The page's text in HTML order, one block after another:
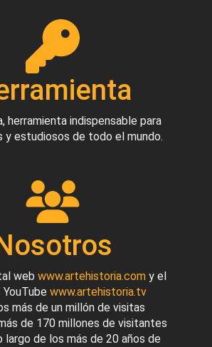
herramienta indispensable para
y estudiosos de todo el mundo.
web www.artehistoria.com y el
www.artehistoria.tv
más de un millón de visitas
de 170 millones de visitantes
de los más de 20 años de